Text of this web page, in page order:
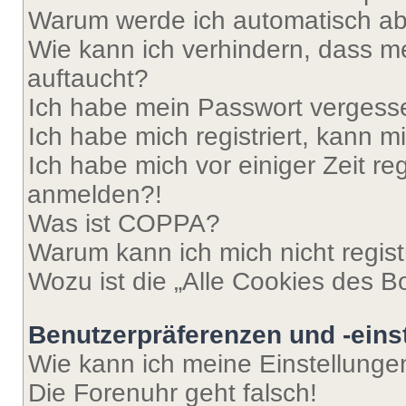
Warum werde ich automatisch
Wie kann ich verhindern, dass
auftaucht?
Ich habe mein Passwort
Ich habe mich registriert, kann
Ich habe mich vor einiger Zeit
anmelden?!
Was ist COPPA?
Warum kann ich mich nicht
Wozu ist die „Alle Cookies des
Benutzerpräferenzen und -
Wie kann ich meine
Die Forenuhr geht falsch!